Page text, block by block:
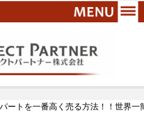
ートを一番高く売る方法！！世界一